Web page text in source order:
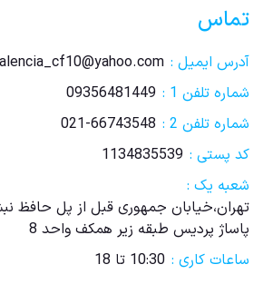
تماس
آدرس ایمیل :
شماره تلفن 1 :
09356481449
شماره تلفن 2 :
021-66743548
کد پستی : 1134835539
شعبه یک :
تهران،خیابان جمهوری قبل از پل حافظ
پاساژ پردیس طبقه زیر همکف واحد 8
ساعات کاری : 10:30 تا 18